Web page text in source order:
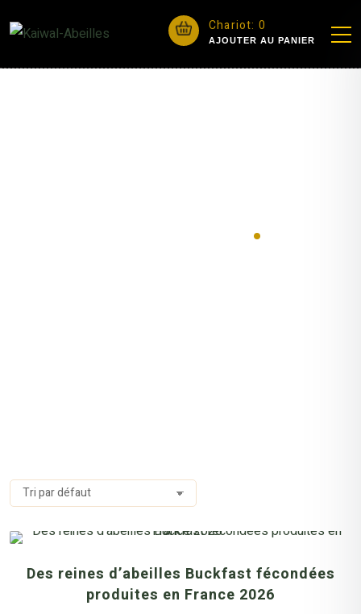
Chariot: 0
AJOUTER AU PANIER
.
Des reines d’abeilles Buckfast fécondées
produites en France 2026